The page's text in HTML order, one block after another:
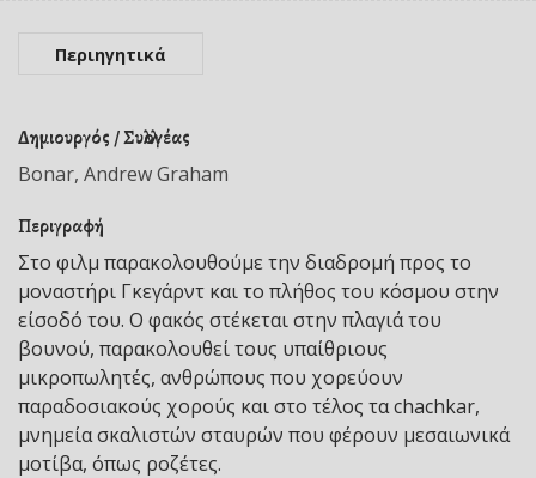
Περιηγητικά
Δημιουργός / Συλλογέας
Bonar, Andrew Graham
Περιγραφή
Στο φιλμ παρακολουθούμε την διαδρομή προς το
μοναστήρι Γκεγάρντ και το πλήθος του κόσμου στην
είσοδό του. Ο φακός στέκεται στην πλαγιά του
βουνού, παρακολουθεί τους υπαίθριους
μικροπωλητές, ανθρώπους που χορεύουν
παραδοσιακούς χορούς και στο τέλος τα chachkar,
μνημεία σκαλιστών σταυρών που φέρουν μεσαιωνικά
μοτίβα, όπως ροζέτες.